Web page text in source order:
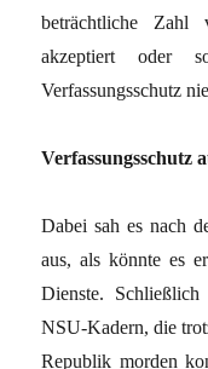
beträchtliche Zahl
akzeptiert oder
Verfassungsschutz
Verfassungsschutz
Dabei sah es nach
aus, als könnte es
Dienste.
NSU-Kadern, die
Republik morden